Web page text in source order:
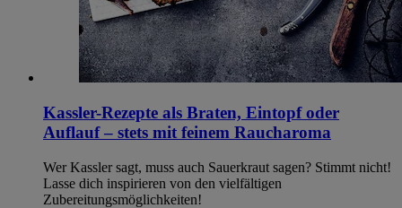
Kassler-Rezepte als Braten, Eintopf oder
Auflauf – stets mit feinem Raucharoma
Wer Kassler sagt, muss auch Sauerkraut sagen? Stimmt nicht!
Lasse dich inspirieren von den vielfältigen
Zubereitungsmöglichkeiten!